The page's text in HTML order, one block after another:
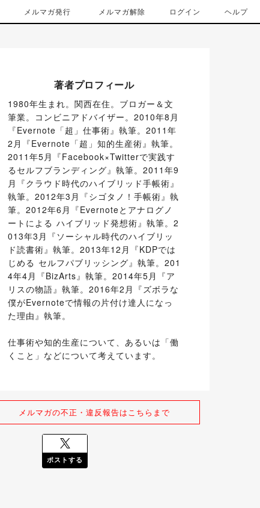
メルマガ発行 メルマガ解除 ログイン ヘルプ
著者プロフィール
1980年生まれ。関西在住。ブロガー＆文
筆業。コンビニアドバイザー。2010年8月
『Evernote「超」仕事術』執筆。2011年
2月『Evernote「超」知的生産術』執筆。
2011年5月『Facebook×Twitterで実践す
るセルフブランディング』執筆。2011年9
月『クラウド時代のハイブリッド手帳術』
執筆。2012年3月『シゴタノ！手帳術』執
筆。2012年6月『Evernoteとアナログノ
ートによる ハイブリッド発想術』執筆。2
013年3月『ソーシャル時代のハイブリッ
ド読書術』執筆。2013年12月『KDPでは
じめる セルフパブリッシング』執筆。201
4年4月『BizArts』執筆。2014年5月『ア
リスの物語』執筆。2016年2月『ズボラな
僕がEvernoteで情報の片付け達人になっ
た理由』執筆。
仕事術や知的生産について、あるいは「働
くこと」などについて考えています。
メルマガの不正・違反報告はこちらまで
ポストする